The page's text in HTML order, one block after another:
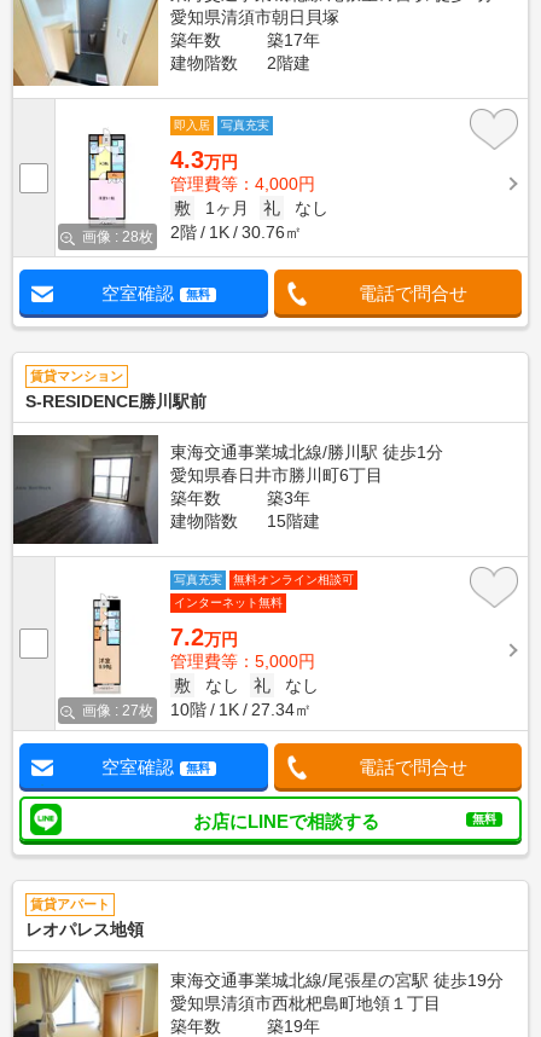
愛知県清須市朝日貝塚
築年数
築17年
建物階数
2階建
画像 : 28枚
即入居 写真充実
4.3万円
管理費等：4,000円
敷
1ヶ月 礼
なし
2階
1K 30.76㎡
空室確認 無料 電話で問合せ
賃貸マンション
S‐RESIDENCE勝川駅前
東海交通事業城北線/勝川駅 徒歩1分
愛知県春日井市勝川町6丁目
築年数
築3年
建物階数
15階建
画像 : 27枚
写真充実
無料オンライン相談可
インターネット無料
7.2万円
管理費等：5,000円
敷
なし 礼
なし
10階
1K 27.34㎡
空室確認 無料 電話で問合せ
お店にLINEで相談する 無料
賃貸アパート
レオパレス地領
東海交通事業城北線/尾張星の宮駅 徒歩19分
愛知県清須市西枇杷島町地領１丁目
築年数
築19年